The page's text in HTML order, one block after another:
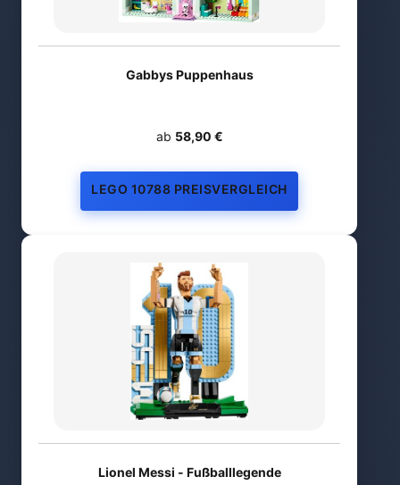
Gabbys Puppenhaus
ab 58,90 €
LEGO 10788 PREISVERGLEICH
Lionel Messi - Fußballlegende